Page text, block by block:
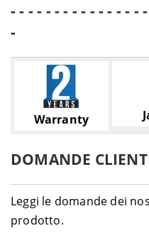
- - - - - - - - - - - - - - -
-
Warranty
DOMANDE
Leggi le domande dei
prodotto.